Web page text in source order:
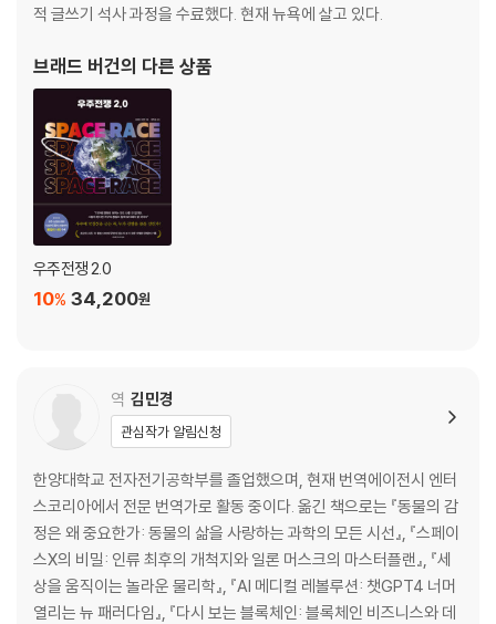
적 글쓰기 석사 과정을 수료했다. 현재 뉴욕에 살고 있다.
브래드 버건의 다른 상품
우주전쟁 2.0
34,200원
10%
역 김민경
관심작가 알림신청
한양대학교 전자전기공학부를 졸업했으며, 현재 번역에이전시 엔터
스코리아에서 전문 번역가로 활동 중이다. 옮긴 책으로는 『동물의 감
정은 왜 중요한가: 동물의 삶을 사랑하는 과학의 모든 시선』, 『스페이
스X의 비밀: 인류 최후의 개척지와 일론 머스크의 마스터플랜』, 『세
상을 움직이는 놀라운 물리학』, 『AI 메디컬 레볼루션: 챗GPT4 너머
열리는 뉴 패러다임』, 『다시 보는 블록체인: 블록체인 비즈니스와 데